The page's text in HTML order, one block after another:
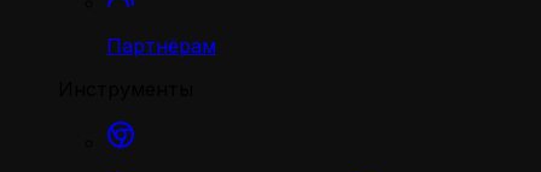
Партнёрам